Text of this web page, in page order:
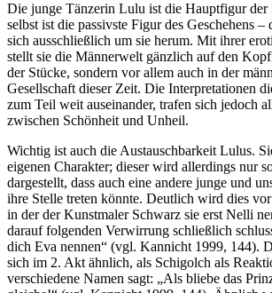
Die junge Tänzerin Lulu ist die Hauptfigur der
selbst ist die passivste Figur des Geschehens –
sich ausschließlich um sie herum. Mit ihrer
stellt sie die Männerwelt gänzlich auf den
der Stücke, sondern vor allem auch in der
Gesellschaft dieser Zeit. Die Interpretationen
zum Teil weit auseinander, trafen sich jedoch
zwischen Schönheit und Unheil.
Wichtig ist auch die Austauschbarkeit Lulus.
eigenen Charakter; dieser wird allerdings nur
dargestellt, dass auch eine andere junge und
ihre Stelle treten könnte. Deutlich wird dies
in der der Kunstmaler Schwarz sie erst Nelli
darauf folgenden Verwirrung schließlich
dich Eva nennen“ (vgl. Kannicht 1999, 144).
sich im 2. Akt ähnlich, als Schigolch als
verschiedene Namen sagt: „Als bliebe das